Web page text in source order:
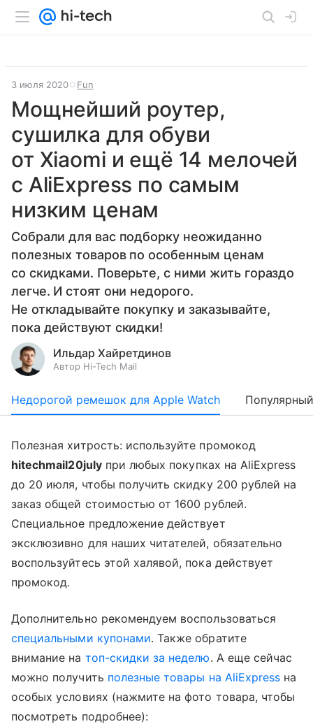
3 июля 2020 Fun
Мощнейший роутер,
сушилка для обуви
от Xiaomi и ещë 14 мелочей
с AliExpress по самым
низким ценам
Собрали для вас подборку неожиданно
полезных товаров по особенным ценам
со скидками. Поверьте, с ними жить гораздо
легче. И стоят они недорого.
Не откладывайте покупку и заказывайте,
пока действуют скидки!
Ильдар Хайретдинов
Автор Hi-Tech Mail
Недорогой ремешок для Apple Watch
Полезная хитрость: используйте промокод
hitechmail20julyпри любых покупках на AliExpress
до 20 июля, чтобы получить скидку 200 рублей на
заказ общей стоимостью от 1600 рублей.
Специальное предложение действует
эксклюзивно для наших читателей, обязательно
воспользуйтесь этой халявой, пока действует
промокод.
Дополнительно рекомендуем воспользоваться
специальными купонами. Также обратите
внимание на топ-скидки за неделю. А еще сейчас
можно получить полезные товары на AliExpress на
особых условиях (нажмите на фото товара, чтобы
посмотреть подробнее):